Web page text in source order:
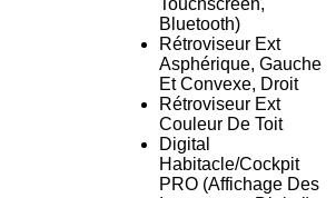
Bluetooth)
Rétroviseur Ext
Asphérique, Gauche
Et Convexe, Droit
Rétroviseur Ext
Couleur De Toit
Digital
Habitacle/Cockpit
PRO (Affichage Des